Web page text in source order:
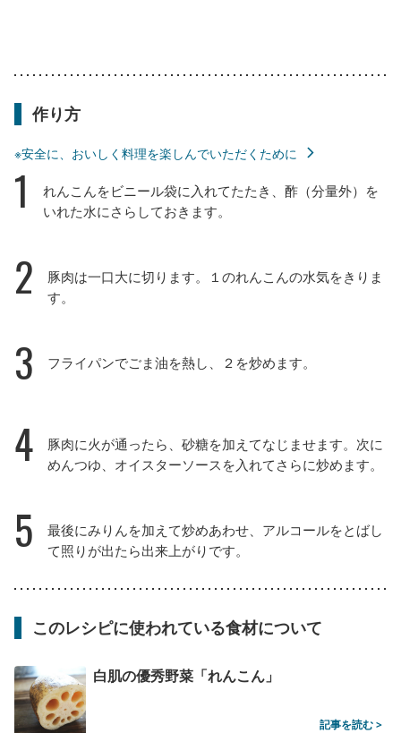
作り方
※安全に、おいしく料理を楽しんでいただくために
1
れんこんをビニール袋に入れてたたき、酢（分量外）を
いれた水にさらしておきます。
2
豚肉は一口大に切ります。１のれんこんの水気をきりま
す。
3 フライパンでごま油を熱し、２を炒めます。
4
豚肉に火が通ったら、砂糖を加えてなじませます。次に
めんつゆ、オイスターソースを入れてさらに炒めます。
5
最後にみりんを加えて炒めあわせ、アルコールをとばし
て照りが出たら出来上がりです。
このレシピに使われている食材について
白肌の優秀野菜「れんこん」
記事を読む >